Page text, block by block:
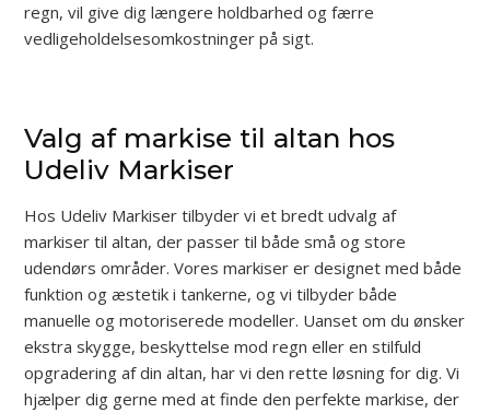
regn, vil give dig længere holdbarhed og færre
vedligeholdelsesomkostninger på sigt.
Valg af markise til altan hos
Udeliv Markiser
Hos Udeliv Markiser tilbyder vi et bredt udvalg af
markiser til altan, der passer til både små og store
udendørs områder. Vores markiser er designet med både
funktion og æstetik i tankerne, og vi tilbyder både
manuelle og motoriserede modeller. Uanset om du ønsker
ekstra skygge, beskyttelse mod regn eller en stilfuld
opgradering af din altan, har vi den rette løsning for dig. Vi
hjælper dig gerne med at finde den perfekte markise, der